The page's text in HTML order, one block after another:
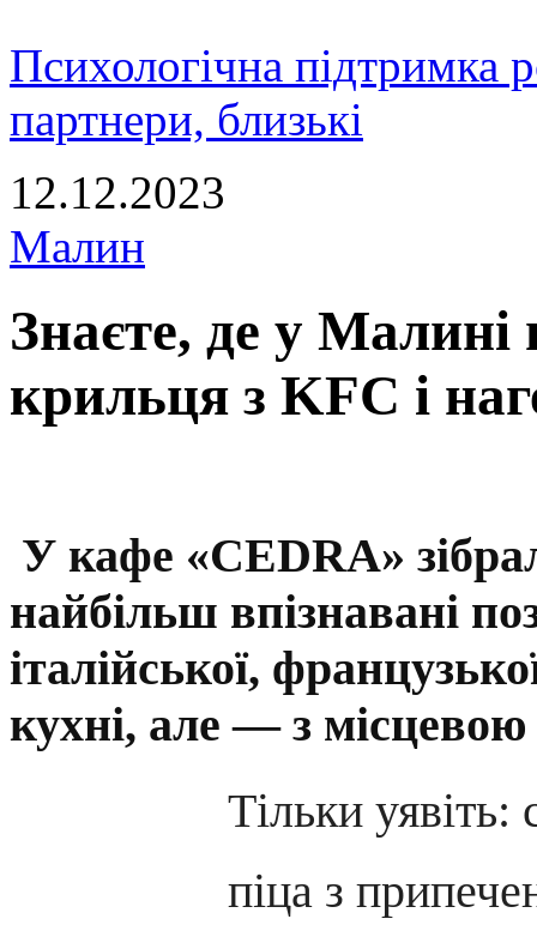
Психологічна підтримка
партнери, близькі
12.12.2023
Малин
Знаєте, де у Малині
крильця з KFC і
У кафе «CEDRA»
найбільш впізнавані
італійської,
кухні, але — з
Тільки уявіть:
піца з